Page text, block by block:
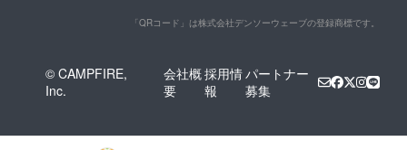
「QRコード」は株式会社デンソーウェーブの登録商標です。
© CAMPFIRE,
Inc.
会社概
要
採用情
報
パートナー
募集